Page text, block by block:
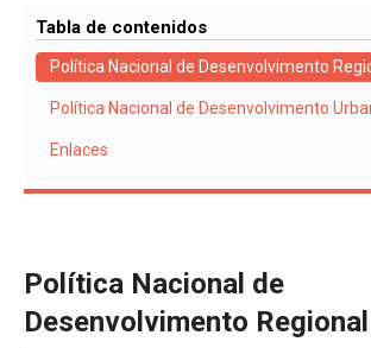
Tabla de contenidos
Política Nacional de Desenvolvimento
Política Nacional de Desenvolvimento
Enlaces
Política Nacional de
Desenvolvimento Regional